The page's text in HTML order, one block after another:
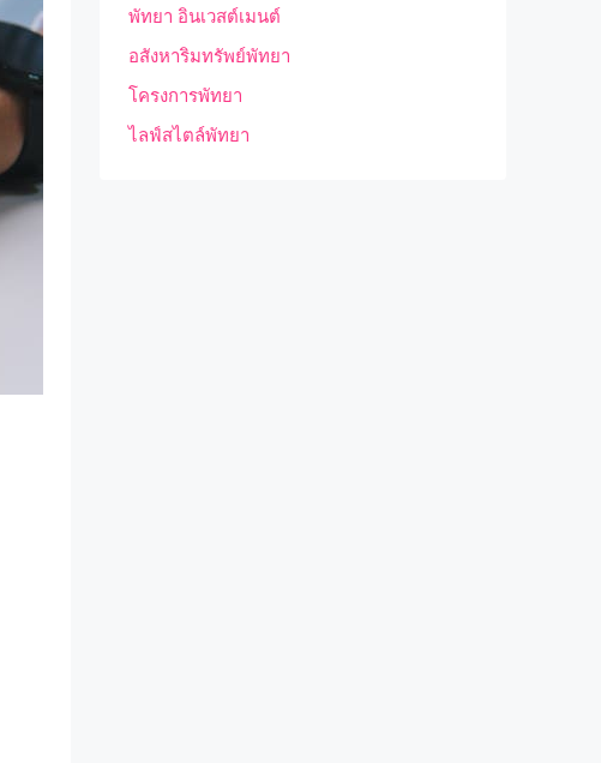
พัทยา อินเวสต์เมนต์
อสังหาริมทรัพย์พัทยา
โครงการพัทยา
ไลฟ์สไตล์พัทยา